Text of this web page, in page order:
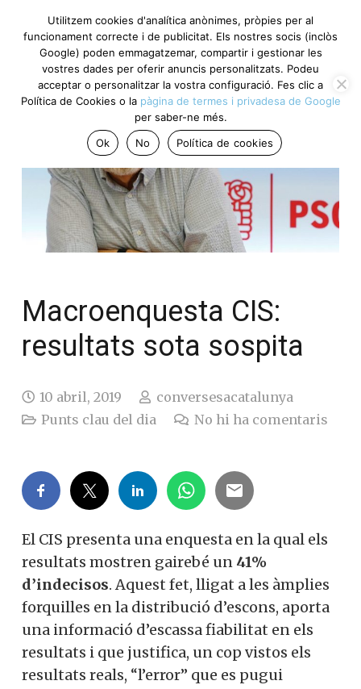
Macroenquesta CIS:
resultats sota sospita
10 abril, 2019
conversesacatalunya
Punts clau del dia
No hi ha comentaris
El CIS presenta una enquesta en la qual els
resultats mostren gairebé un 41%
d’indecisos. Aquest fet, lligat a les àmplies
forquilles en la distribució d’escons, aporta
una informació d’escassa fiabilitat en els
resultats i que justifica, un cop vistos els
resultats reals, “l’error” que es pugui
Utilitzem cookies d'analítica anònimes, pròpies per al
funcionament correcte i de publicitat. Els nostres socis (inclòs
Google) poden emmagatzemar, compartir i gestionar les
vostres dades per oferir anuncis personalitzats. Podeu
acceptar o personalitzar la vostra configuració. Fes clic a
Política de Cookies o la pàgina de termes i privadesa de Google
per saber-ne més.
Ok
No Política de cookies